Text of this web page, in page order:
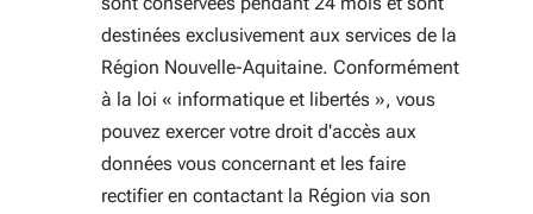
destinées exclusivement aux services de la
Région Nouvelle-Aquitaine. Conformément
à la loi « informatique et libertés », vous
pouvez exercer votre droit d'accès aux
données vous concernant et les faire
rectifier en contactant la Région via son